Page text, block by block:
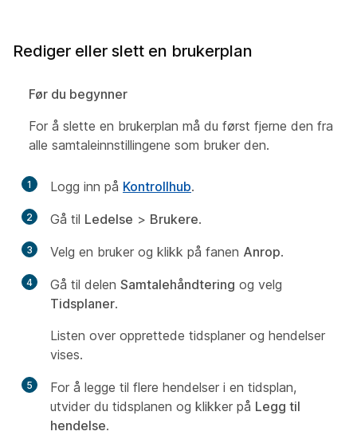
Rediger eller slett en brukerplan
Før du begynner
For å slette en brukerplan må du først fjerne den fra
alle samtaleinnstillingene som bruker den.
1 Logg inn på Kontrollhub.
2 Gå til Ledelse > Brukere.
3 Velg en bruker og klikk på fanen Anrop.
4 Gå til delen Samtalehåndtering og velg
Tidsplaner.
Listen over opprettede tidsplaner og hendelser
vises.
5
For å legge til flere hendelser i en tidsplan,
utvider du tidsplanen og klikker på Legg til
hendelse.